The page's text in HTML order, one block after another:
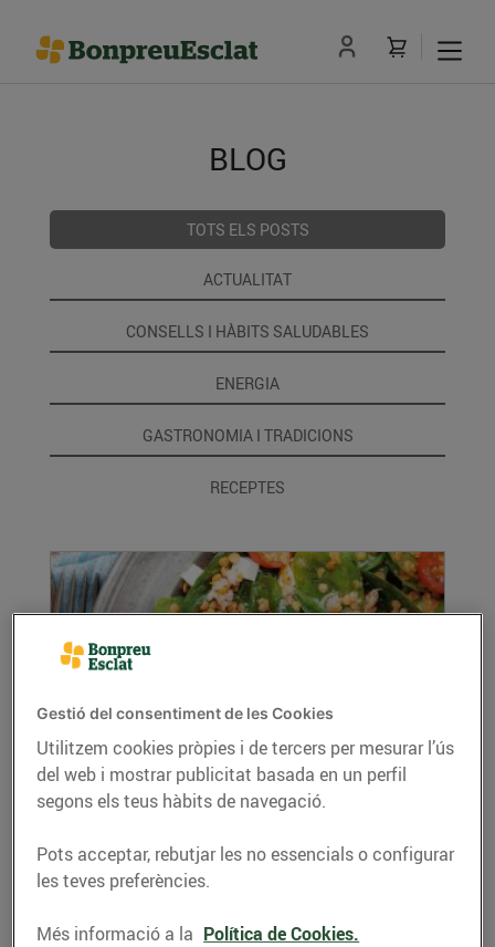
BLOG
TOTS ELS POSTS
ACTUALITAT
CONSELLS I HÀBITS SALUDABLES
ENERGIA
GASTRONOMIA I TRADICIONS
RECEPTES
Recepta d'amanida de llenties amb
espinacs
Les amanides sempre són una bona opció, les
pots combinar amb infinitat d’ingredients i
Gestió del consentiment de les Cookies
Utilitzem cookies pròpies i de tercers per mesurar l’ús
del web i mostrar publicitat basada en un perfil
segons els teus hàbits de navegació.
Pots acceptar, rebutjar les no essencials o configurar
les teves preferències.
Més informació a la Política de Cookies.